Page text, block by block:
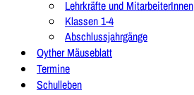
Lehrkräfte und MitarbeiterInnen
Klassen 1-4
Abschlussjahrgänge
Oyther Mäuseblatt
Termine
Schulleben